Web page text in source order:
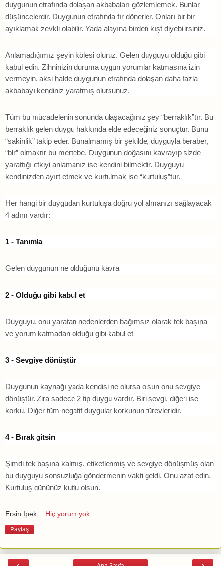
duygunun etrafında dolaşan akbabaları gözlemlemek. Bunlar
düşüncelerdir. Duygunun etrafında fır dönerler. Onları bir bir
ayıklamak zevkli olabilir. Yada alayına birden kışt diyebilirsiniz.
Anlamadığımız şeyin kölesi oluruz. Gelen duyguyu olduğu gibi
kabul edin. Zihninizin duruma uygun yorumlar katmasına izin
vermeyin, aksi halde duygunun etrafında dolaşan daha fazla
akbabayı kendiniz yaratmış olursunuz.
Tüm bu mücadelenin sonunda ulaşacağınız şey “berraklık”tır. Bu
berraklık gelen duygu hakkında elde edeceğiniz sonuçtur. Bunu
“sakinlik” takip eder. Bunalmamış bir şekilde, duyguyla beraber,
“bir” olmaktır bu mertebe. Duygunun doğasını kavrayıp sizde
yarattığı etkiyi anlamanız ise kendini bilmektir. Duyguyu
kendinizden ayırt etmek ve kurtulmak ise “kurtuluş”tur.
Her hangi bir duygudan kurtuluşa doğru yol almanızı sağlayacak
4 adım vardır:
1 - Tanımla
Gelen duygunun ne olduğunu kavra
2 - Olduğu gibi kabul et
Duyguyu, onu yaratan nedenlerden bağımsız olarak tek başına
ve yorum katmadan olduğu gibi kabul et
3 - Sevgiye dönüştür
Duygunun kaynağı yada kendisi ne olursa olsun onu sevgiye
dönüştür. Zira sadece 2 tip duygu vardır. Biri sevgi, diğeri ise
korku. Diğer tüm negatif duygular korkunun türevleridir.
4 - Bırak gitsin
Şimdi tek başına kalmış, etiketlenmiş ve sevgiye dönüşmüş olan
bu duyguyu sonsuzluğa göndermenin vakti geldi. Onu azat edin.
Kurtuluş gününüz kutlu olsun.
Ersin Ipek Hiç yorum yok:
Paylaş